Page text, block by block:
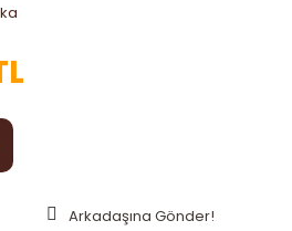
Arkadaşına Gönder!